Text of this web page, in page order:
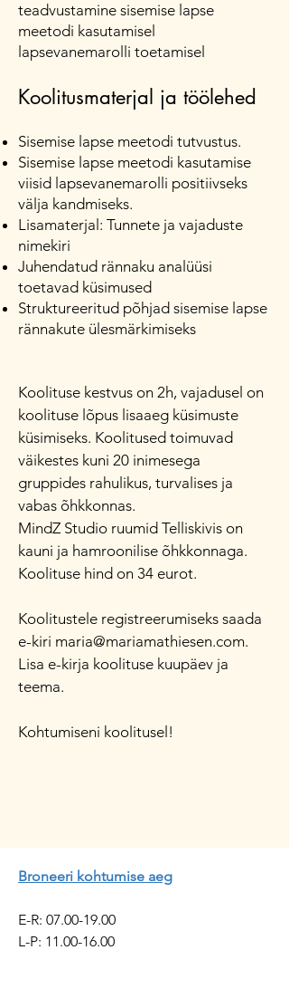
teadvustamine sisemise lapse
meetodi kasutamisel
lapsevanemarolli toetamisel
Koolitusmaterjal ja töölehed
Sisemise lapse meetodi tutvustus.
Sisemise lapse meetodi kasutamise
viisid lapsevanemarolli positiivseks
välja kandmiseks.
Lisamaterjal: Tunnete ja vajaduste
nimekiri
Juhendatud rännaku analüüsi
toetavad küsimused
Struktureeritud põhjad sisemise lapse
rännakute ülesmärkimiseks
Koolituse kestvus on 2h, vajadusel on
koolituse lõpus lisaaeg küsimuste
küsimiseks. Koolitused toimuvad
väikestes kuni 20 inimesega
gruppides rahulikus, turvalises ja
vabas õhkkonnas.
MindZ Studio ruumid Telliskivis on
kauni ja hamroonilise õhkkonnaga.
Koolituse hind on 34 eurot.
Koolitustele registreerumiseks saada
e-kiri maria@mariamathiesen.com.
Lisa e-kirja koolituse kuupäev ja
teema.
Kohtumiseni koolitusel!
Broneeri kohtumise aeg
E-R: 07.00-19.00
​​L-P: 11.00-16.00